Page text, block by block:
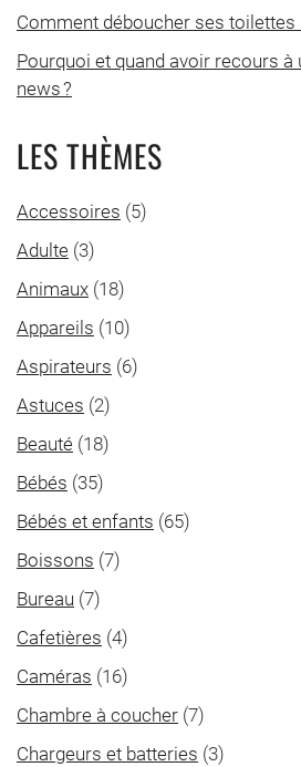
Comment déboucher ses toilettes
Pourquoi et quand avoir recours à
news ?
LES THÈMES
Accessoires (5)
Adulte (3)
Animaux (18)
Appareils (10)
Aspirateurs (6)
Astuces (2)
Beauté (18)
Bébés (35)
Bébés et enfants (65)
Boissons (7)
Bureau (7)
Cafetières (4)
Caméras (16)
Chambre à coucher (7)
Chargeurs et batteries (3)